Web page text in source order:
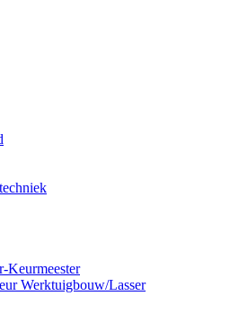
Keurmeester
Werktuigbouw/Lasser